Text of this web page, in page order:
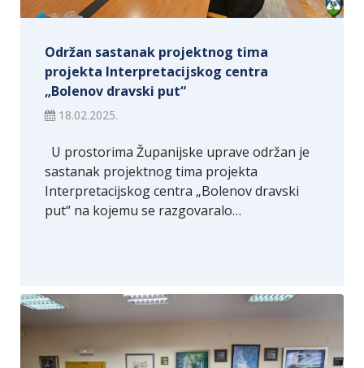
Održan sastanak projektnog tima
projekta Interpretacijskog centra
„Bolenov dravski put“
18.02.2025.
U prostorima Županijske uprave održan je
sastanak projektnog tima projekta
Interpretacijskog centra „Bolenov dravski
put“ na kojemu se razgovaralo…